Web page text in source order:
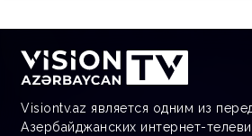
Visiontv.az является одним из
Азербайджанских интернет-